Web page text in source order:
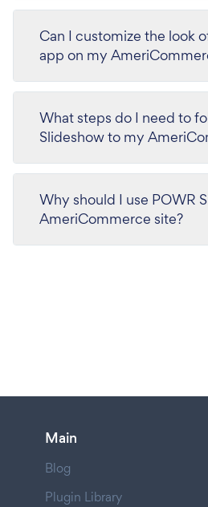
Can I customize the look
app on my
What steps do I need to
Slideshow to my
Why should I use POWR
AmeriCommerce site?
Main
Blog
Plugin Library